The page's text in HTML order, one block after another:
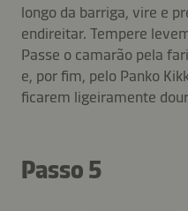
longo da barriga, vire e
endireitar. Tempere
Passe o camarão pela
e, por fim, pelo Panko
ficarem ligeiramente
Passo 5